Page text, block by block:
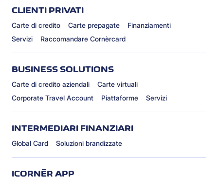
CLIENTI PRIVATI
Carte di credito Carte prepagate
Finanziamenti
Servizi
Raccomandare Cornèrcard
BUSINESS SOLUTIONS
Carte di credito aziendali
Carte virtuali
Corporate Travel Account
Piattaforme Servizi
INTERMEDIARI FINANZIARI
Global Card Soluzioni brandizzate
ICORNÈR APP